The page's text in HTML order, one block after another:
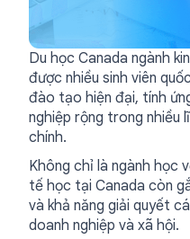
Du học Canada ngành
được nhiều sinh viên
đào tạo hiện đại, tính
nghiệp rộng trong nhiều
chính.
Không chỉ là ngành học
tế học tại Canada còn
và khả năng giải quyết
doanh nghiệp và xã hội.